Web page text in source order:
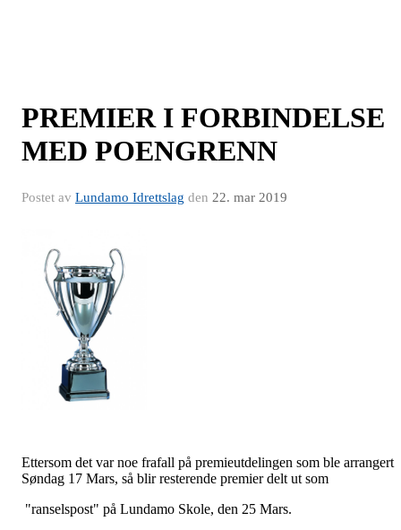
PREMIER I FORBINDELSE
MED POENGRENN
Postet av Lundamo Idrettslag den 22. mar 2019
Ettersom det var noe frafall på premieutdelingen som ble arrangert
Søndag 17 Mars, så blir resterende premier delt ut som
"ranselspost" på Lundamo Skole, den 25 Mars.